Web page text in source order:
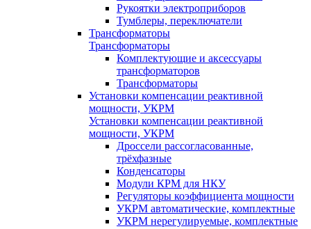
Рукоятки электроприборов
Тумблеры, переключатели
Трансформаторы
Трансформаторы
Комплектующие и аксессуары
трансформаторов
Трансформаторы
Установки компенсации реактивной
мощности, УКРМ
Установки компенсации реактивной
мощности, УКРМ
Дроссели рассогласованные,
трёхфазные
Конденсаторы
Модули КРМ для НКУ
Регуляторы коэффициента мощности
УКРМ автоматические, комплектные
УКРМ нерегулируемые, комплектные